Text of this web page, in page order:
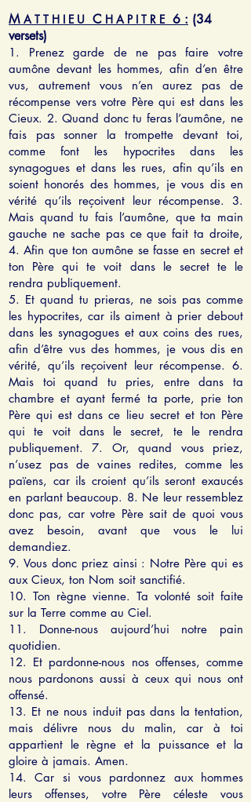
M A T T H I E U C H A P I T R E6 : (34
versets)
1. Prenez garde de ne pas faire votre
aumône devant les hommes, afin d’en être
vus, autrement vous n’en aurez pas de
récompense vers votre Père qui est dans les
Cieux. 2. Quand donc tu feras l’aumône, ne
fais pas sonner la trompette devant toi,
comme font les hypocrites dans les
synagogues et dans les rues, afin qu’ils en
soient honorés des hommes, je vous dis en
vérité qu’ils reçoivent leur récompense. 3.
Mais quand tu fais l’aumône, que ta main
gauche ne sache pas ce que fait ta droite,
4. Afin que ton aumône se fasse en secret et
ton Père qui te voit dans le secret te le
rendra publiquement.
5. Et quand tu prieras, ne sois pas comme
les hypocrites, car ils aiment à prier debout
dans les synagogues et aux coins des rues,
afin d’être vus des hommes, je vous dis en
vérité, qu’ils reçoivent leur récompense. 6.
Mais toi quand tu pries, entre dans ta
chambre et ayant fermé ta porte, prie ton
Père qui est dans ce lieu secret et ton Père
qui te voit dans le secret, te le rendra
publiquement. 7. Or, quand vous priez,
n’usez pas de vaines redites, comme les
païens, car ils croient qu’ils seront exaucés
en parlant beaucoup. 8. Ne leur ressemblez
donc pas, car votre Père sait de quoi vous
avez besoin, avant que vous le lui
demandiez.
9. Vous donc priez ainsi : Notre Père qui es
aux Cieux, ton Nom soit sanctifié.
10. Ton règne vienne. Ta volonté soit faite
sur la Terre comme au Ciel.
11. Donne-nous aujourd’hui notre pain
quotidien.
12. Et pardonne-nous nos offenses, comme
nous pardonons aussi à ceux qui nous ont
offensé.
13. Et ne nous induit pas dans la tentation,
mais délivre nous du malin, car à toi
appartient le règne et la puissance et la
gloire à jamais. Amen.
14. Car si vous pardonnez aux hommes
leurs offenses, votre Père céleste vous